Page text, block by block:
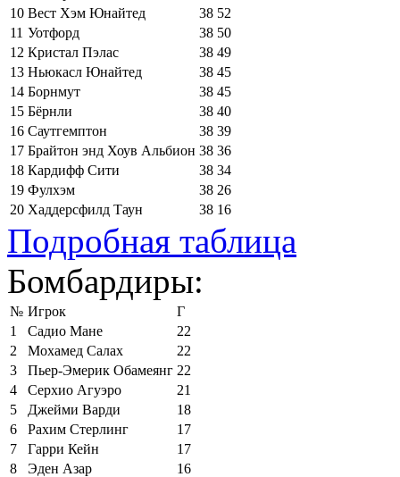
10 Вест Хэм Юнайтед 38 52
11 Уотфорд 38 50
12 Кристал Пэлас 38 49
13 Ньюкасл Юнайтед 38 45
14 Борнмут 38 45
15 Бёрнли 38 40
16 Саутгемптон 38 39
17 Брайтон энд Хоув Альбион 38 36
18 Кардифф Сити 38 34
19 Фулхэм 38 26
20 Хаддерсфилд Таун 38 16
Подробная таблица
Бомбардиры:
№ Игрок
Г
1
Садио Мане
22
2
Мохамед Салах
22
3
Пьер-Эмерик Обамеянг 22
4
Серхио Агуэро
21
5
Джейми Варди
18
6
Рахим Стерлинг
17
7
Гарри Кейн
17
8
Эден Азар
16